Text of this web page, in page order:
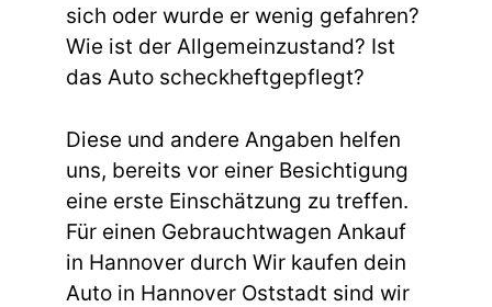
sich oder wurde er wenig gefahren?
Wie ist der Allgemeinzustand? Ist
das Auto scheckheftgepflegt?
Diese und andere Angaben helfen
uns, bereits vor einer Besichtigung
eine erste Einschätzung zu treffen.
Für einen Gebrauchtwagen Ankauf
in Hannover durch Wir kaufen dein
Auto in Hannover Oststadt sind wir